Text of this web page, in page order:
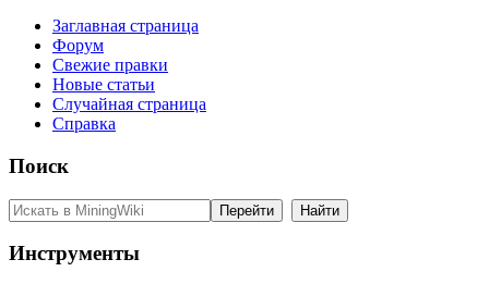
Заглавная страница
Форум
Свежие правки
Новые статьи
Случайная страница
Справка
Поиск
Инструменты